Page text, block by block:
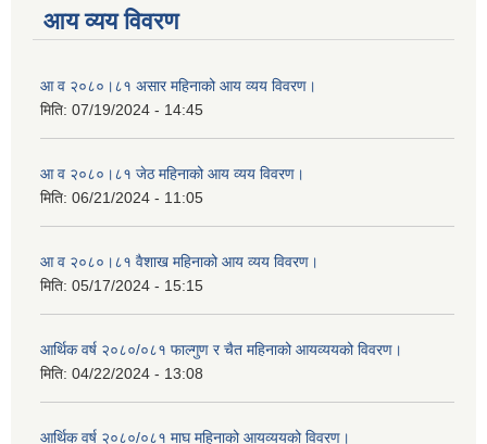
आय व्यय विवरण
आ व २०८०।८१ असार महिनाको आय व्यय विवरण।
मिति: 07/19/2024 - 14:45
आ व २०८०।८१ जेठ महिनाको आय व्यय विवरण।
मिति: 06/21/2024 - 11:05
आ व २०८०।८१ वैशाख महिनाको आय व्यय विवरण।
मिति: 05/17/2024 - 15:15
आर्थिक वर्ष २०८०/०८१ फाल्गुण र चैत महिनाको आयव्ययको विवरण।
मिति: 04/22/2024 - 13:08
आर्थिक वर्ष २०८०/०८१ माघ महिनाको आयव्ययको विवरण।